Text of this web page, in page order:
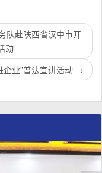
队赴陕西省汉中市开
动
业”普法宣讲活动 →